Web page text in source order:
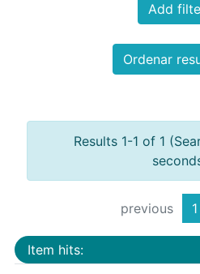
Add
Ordenar
Results 1-1 of 1
previous 1
Item hits: